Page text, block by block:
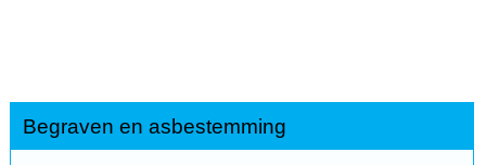
Begraven en asbestemming